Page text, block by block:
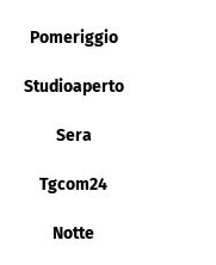
Pomeriggio
Studioaperto
Sera
Tgcom24
Notte